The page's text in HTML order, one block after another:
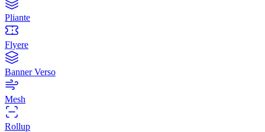
Pliante
Flyere
Banner Verso
Mesh
Rollup